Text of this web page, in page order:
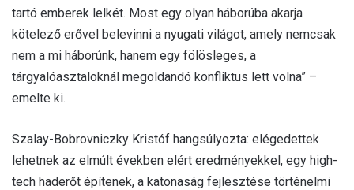
tartó emberek lelkét. Most egy olyan háborúba akarja
kötelező erővel belevinni a nyugati világot, amely nemcsak
nem a mi háborúnk, hanem egy fölösleges, a
tárgyalóasztaloknál megoldandó konfliktus lett volna” –
emelte ki.
Szalay-Bobrovniczky Kristóf hangsúlyozta: elégedettek
lehetnek az elmúlt években elért eredményekkel, egy high-
tech haderőt építenek, a katonaság fejlesztése történelmi